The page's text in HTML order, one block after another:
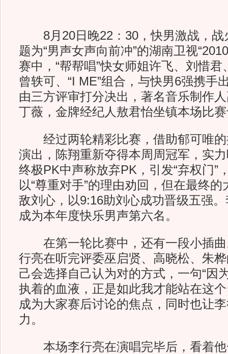
8月20日晚22：30，快男激战，战
题为“男声女声向前冲”的湖南卫视
赛中，“帮帮唱”快女师姐许飞、刘惜
曾轶可、“I ME”组合，与快男6强携手
由三方评审打分决出，著名音乐制作
丁薇，金牌经纪人敖君怡坐镇本场比
经过两轮精彩比赛，借助郁可唯的
演出，陈翔重新夺得本周周冠军，实
终极PK中声称放弃PK，引发“弃权门”
以“尊重对手”的理由劝回，但在最终
敌刘心，以9:16助刘心成功晋级五强
成为本年度快乐男声第六名。
在第一轮比赛中，还有一段小插曲
行亮在听完评委巫启贤、高晓松、朱
己会选择自己认为对的方式，一句“因
执着的血液，正是如此我才能站在这
成为大家赛后讨论的焦点，同时也让
力。
本场李行亮在演唱完毕后，看着他